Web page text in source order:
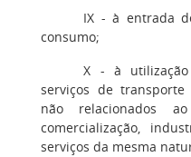
IX - à entrada
consumo;
X - à
serviços de
não relacionados
comercialização,
serviços da mesma